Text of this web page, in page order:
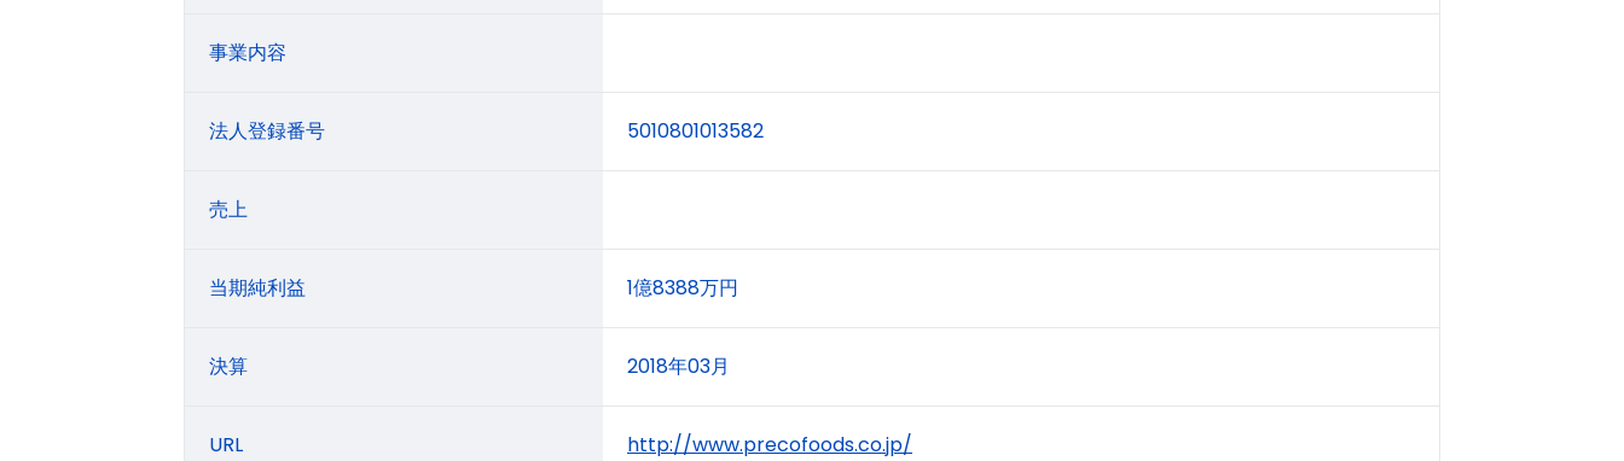
事業内容
法人登録番号 5010801013582
売上
当期純利益 1億8388万円
決算 2018年03月
URL http://www.precofoods.co.jp/